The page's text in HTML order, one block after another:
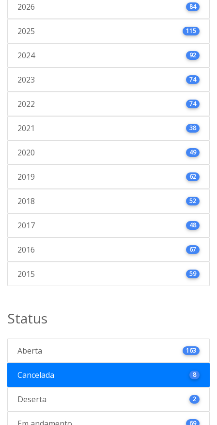
2026 84
2025 115
2024 92
2023 74
2022 74
2021 38
2020 49
2019 62
2018 52
2017 48
2016 67
2015 59
Status
Aberta 163
Cancelada 8
Deserta 2
69